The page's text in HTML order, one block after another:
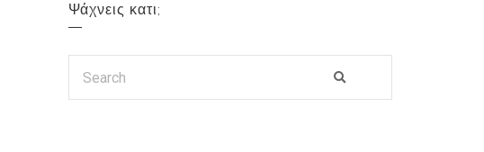
Ψάχνεις κατι;
FOR: